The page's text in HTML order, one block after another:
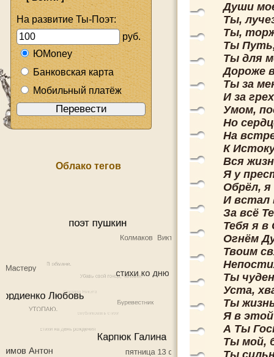
На развитие Ты-Поэт:
руб.
ЮMoney
Банковская карта
Мобильный платёж
Облако тегов
Души
Ты,
Ты,
Ты
Ты для
Дороже
Ты за
И за
Умом,
Но
На
К
Вся
Я у
Обрёл, я
И встал
За всё
Тебя я в
Огнём
Твоим
Ты
Уста,
Ты
Я в
А Ты
Ты мой,
Ты